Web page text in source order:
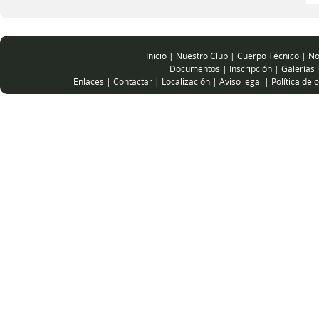
Inicio | Nuestro Club | Cuerpo Técnico |
Documentos | Inscripción | Galerías
Enlaces | Contactar | Localización | Aviso legal | Política de